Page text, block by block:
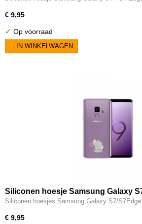
€ 9,95
✓ Op voorraad
IN WINKELWAGEN
Siliconen hoesje Samsung Galaxy
S8+ / S9 / S9+ / S10 / S10+ / S10E
Siliconen hoesjes Samsung Galaxy S7/
€ 9,95